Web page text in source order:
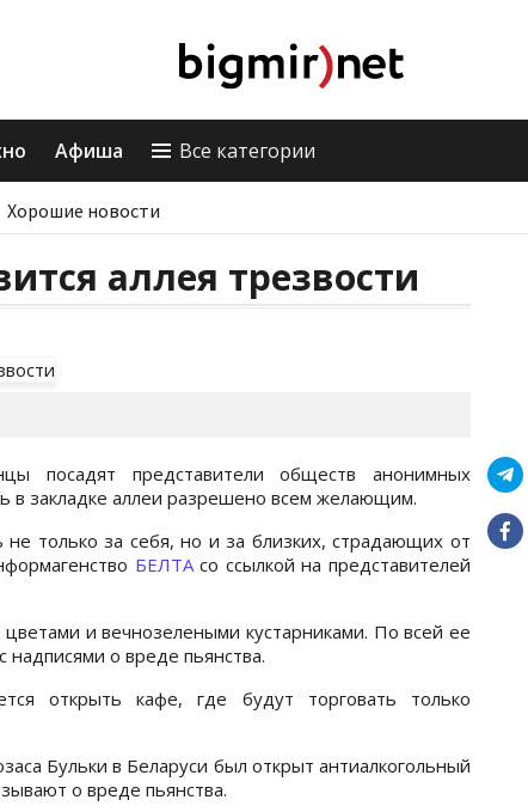
Афиша Все категории
Хорошие новости
аллея трезвости
посадят представители обществ анонимных
в закладке аллеи разрешено всем желающим.
только за себя, но и за близких, страдающих от
БЕЛТАсо ссылкой на представителей
и вечнозелеными кустарниками. По всей ее
о вреде пьянства.
открыть кафе, где будут торговать только
Бульки в Беларуси был открыт антиалкогольный
о вреде пьянства.